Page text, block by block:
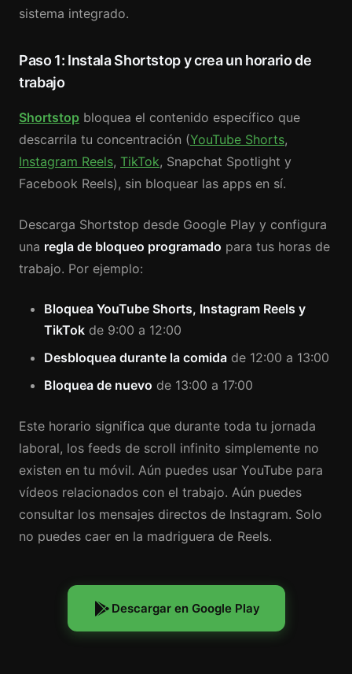
sistema integrado.
Paso 1: Instala Shortstop y crea un horario de
trabajo
Shortstop bloquea el contenido específico que
descarrila tu concentración (YouTube Shorts,
Instagram Reels, TikTok, Snapchat Spotlight y
Facebook Reels), sin bloquear las apps en sí.
Descarga Shortstop desde Google Play y configura
una regla de bloqueo programado para tus horas de
trabajo. Por ejemplo:
Bloquea YouTube Shorts, Instagram Reels y
TikTok de 9:00 a 12:00
Desbloquea durante la comida de 12:00 a 13:00
Bloquea de nuevo de 13:00 a 17:00
Este horario significa que durante toda tu jornada
laboral, los feeds de scroll infinito simplemente no
existen en tu móvil. Aún puedes usar YouTube para
vídeos relacionados con el trabajo. Aún puedes
consultar los mensajes directos de Instagram. Solo
no puedes caer en la madriguera de Reels.
Descargar en Google Play